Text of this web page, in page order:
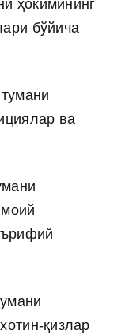
ҳокимининг
бўйича
ва
қизлар